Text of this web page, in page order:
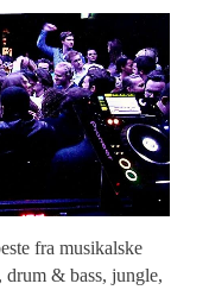
fra musikalske
drum & bass, jungle,